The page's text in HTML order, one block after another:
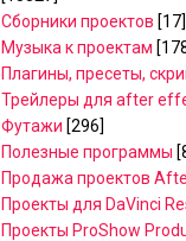
Сборники проектов [17]
Музыка к проектам
Плагины, пресеты,
Трейлеры для after
Футажи [296]
Полезные программы
Продажа проектов
Проекты для DaVinci
Проекты ProShow